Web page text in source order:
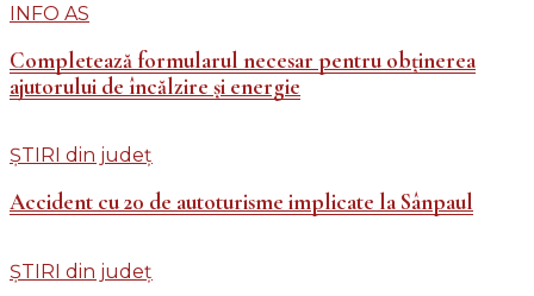
INFO AS
Completează formularul necesar pentru obținerea
ajutorului de încălzire și energie
ȘTIRI din județ
Accident cu 20 de autoturisme implicate la Sânpaul
ȘTIRI din județ